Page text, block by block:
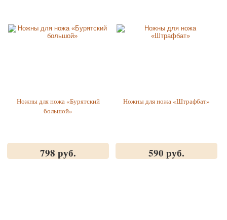
Ножны для ножа «Бурятский
большой»
798 руб.
Ножны для ножа «Штрафбат»
590 руб.